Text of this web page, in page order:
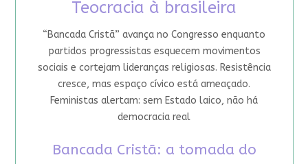
Teocracia à brasileira
“Bancada Cristã” avança no Congresso enquanto
partidos progressistas esquecem movimentos
sociais e cortejam lideranças religiosas. Resistência
cresce, mas espaço cívico está ameaçado.
Feministas alertam: sem Estado laico, não há
democracia real
Bancada Cristã: a tomada do